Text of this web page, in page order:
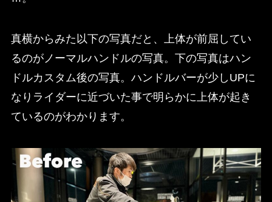
真横からみた以下の写真だと、上体が前屈してい
るのがノーマルハンドルの写真。下の写真はハン
ドルカスタム後の写真。ハンドルバーが少しUPに
なりライダーに近づいた事で明らかに上体が起き
ているのがわかります。